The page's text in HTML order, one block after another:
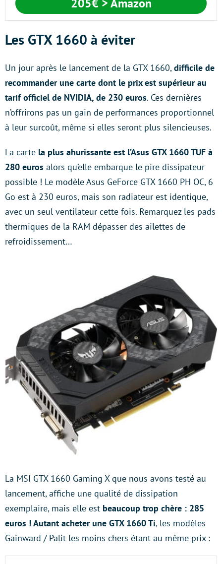
205€ > Amazon
Les GTX 1660 à éviter
Un jour après le lancement de la GTX 1660,difficile de
recommander une carte dont le prix est supérieur au
tarif officiel de NVIDIA, de 230 euros. Ces dernières
n’offrirons pas un gain de performances proportionnel
à leur surcoût, même si elles seront plus silencieuses.
La carte la plus ahurissante est l’Asus GTX 1660 TUF à
280 euros alors qu’elle embarque le pire dissipateur
possible ! Le modèle Asus GeForce GTX 1660 PH OC, 6
Go est à 230 euros, mais son radiateur est identique,
avec un seul ventilateur cette fois. Remarquez les pads
thermiques de la RAM dépasser des ailettes de
refroidissement…
La MSI GTX 1660 Gaming X que nous avons testé au
lancement, affiche une qualité de dissipation
exemplaire, mais elle est beaucoup trop chère : 285
euros ! Autant acheter une GTX 1660 Ti, les modèles
Gainward / Palit les moins chers étant au même prix :